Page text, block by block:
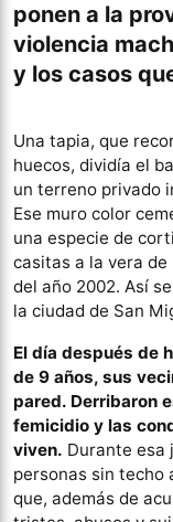
ponen a la
violencia
y los casos
Una tapia, que
huecos, dividía el
un terreno privado
Ese muro color
una especie de
casitas a la vera
del año 2002. Así
la ciudad de San
El día después de
de 9 años, sus
pared. Derribaron
femicidio y las
viven. Durante esa
personas sin techo
que, además de